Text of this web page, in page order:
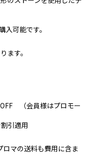
入可能です。
ます。
（会員様はプロモー
引適用
マの送料も費用に含ま